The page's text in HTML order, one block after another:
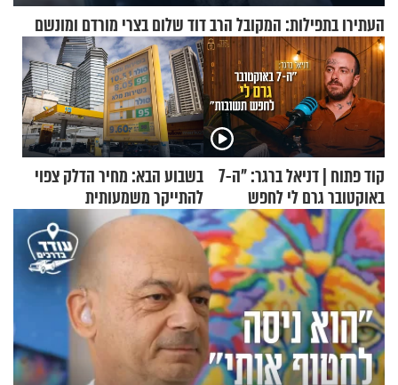
העתירו בתפילות: המקובל הרב דוד שלום בצרי מורדם ומונשם
קוד פתוח | דניאל ברגר: "ה-7
באוקטובר גרם לי לחפש
תשובות"
בשבוע הבא: מחיר הדלק צפוי
להתייקר משמעותית